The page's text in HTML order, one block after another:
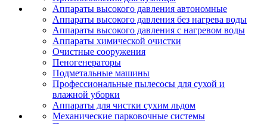
Аппараты высокого давления автономные
Аппараты высокого давления без нагрева воды
Аппараты высокого давления с нагревом воды
Аппараты химической очистки
Очистные сооружения
Пеногенераторы
Подметальные машины
Профессиональные пылесосы для сухой и
влажной уборки
Аппараты для чистки сухим льдом
Механические парковочные системы